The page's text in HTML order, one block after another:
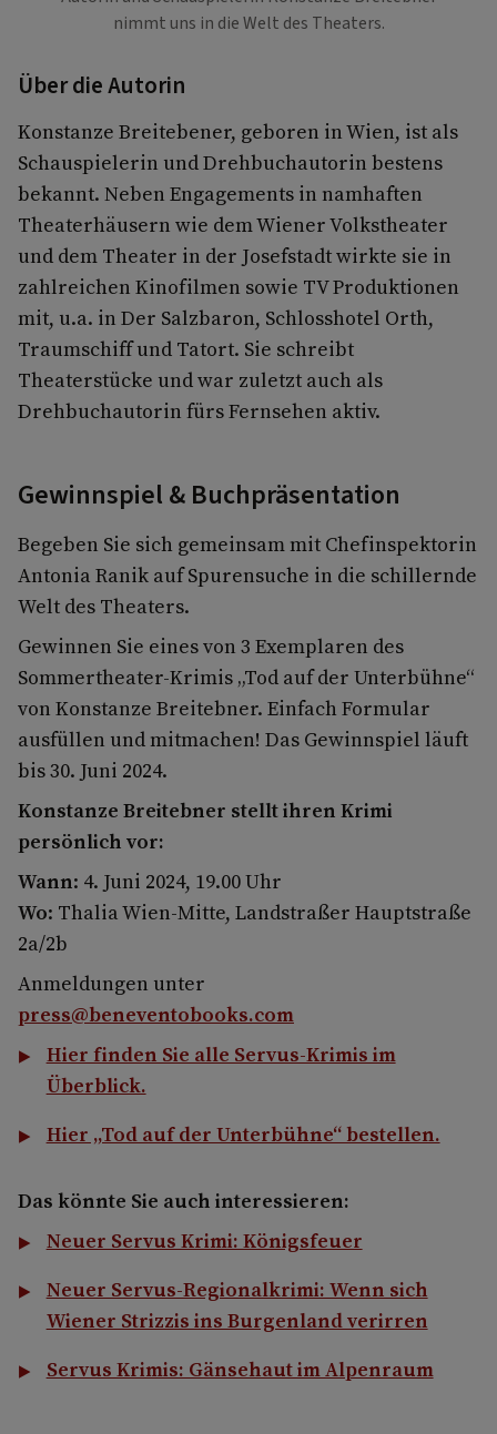
nimmt uns in die Welt des Theaters.
Über die Autorin
Konstanze Breitebener, geboren in Wien, ist als
Schauspielerin und Drehbuchautorin bestens
bekannt. Neben Engagements in namhaften
Theaterhäusern wie dem Wiener Volkstheater
und dem Theater in der Josefstadt wirkte sie in
zahlreichen Kinofilmen sowie TV Produktionen
mit, u.a. in Der Salzbaron, Schlosshotel Orth,
Traumschiff und Tatort. Sie schreibt
Theaterstücke und war zuletzt auch als
Drehbuchautorin fürs Fernsehen aktiv.
Gewinnspiel & Buchpräsentation
Begeben Sie sich gemeinsam mit Chefinspektorin
Antonia Ranik auf Spurensuche in die schillernde
Welt des Theaters.
Gewinnen Sie eines von 3 Exemplaren des
Sommertheater-Krimis „Tod auf der Unterbühne“
von Konstanze Breitebner. Einfach Formular
ausfüllen und mitmachen! Das Gewinnspiel läuft
bis 30. Juni 2024.
Konstanze Breitebner stellt ihren Krimi
persönlich vor:
Wann: 4. Juni 2024, 19.00 Uhr
Wo: Thalia Wien-Mitte, Landstraßer Hauptstraße
2a/2b
Anmeldungen unter
press@beneventobooks.com
Hier finden Sie alle Servus-Krimis im
Überblick.
Hier „Tod auf der Unterbühne“ bestellen.
Das könnte Sie auch interessieren:
Neuer Servus Krimi: Königsfeuer
Neuer Servus-Regionalkrimi: Wenn sich
Wiener Strizzis ins Burgenland verirren
Servus Krimis: Gänsehaut im Alpenraum